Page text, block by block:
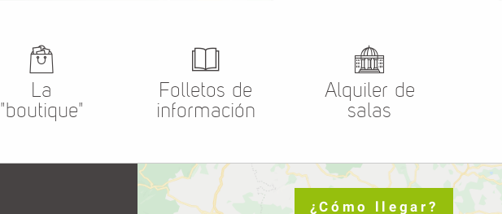
La
"boutique"
Folletos de
información
Alquiler de
salas
¿Cómo llegar?